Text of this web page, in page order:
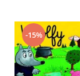
-15%